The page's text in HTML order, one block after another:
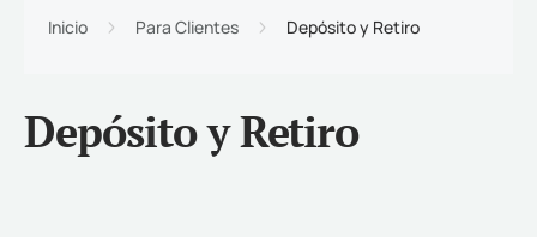
Promociones
Inicio Para Clientes Depósito y Retiro
Depósito y Retiro